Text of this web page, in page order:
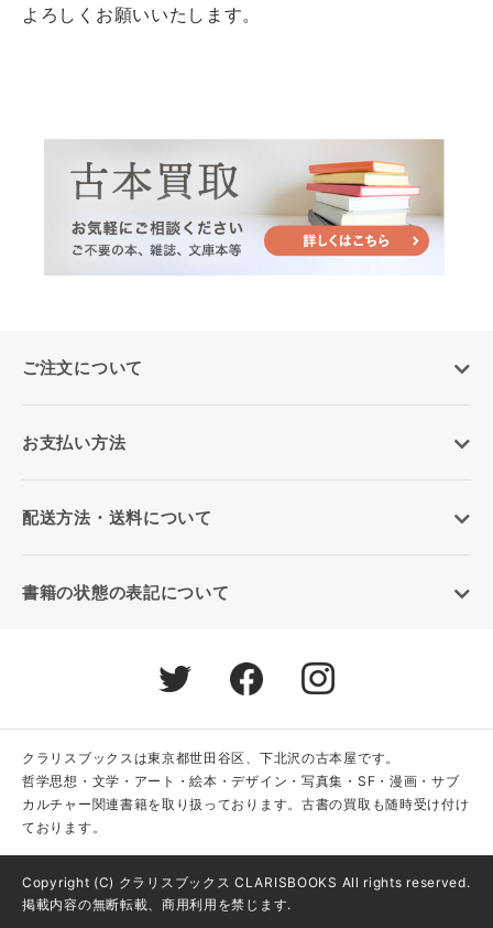
よろしくお願いいたします。
ご注文について
お支払い方法
配送方法・送料について
書籍の状態の表記について
クラリスブックスは東京都世田谷区、下北沢の古本屋です。
哲学思想・文学・アート・絵本・デザイン・写真集・SF・漫画・サブ
カルチャー関連書籍を取り扱っております。古書の買取も随時受け付け
ております。
Copyright (C) クラリスブックス CLARISBOOKS All rights reserved.
掲載内容の無断転載、商用利用を禁じます.